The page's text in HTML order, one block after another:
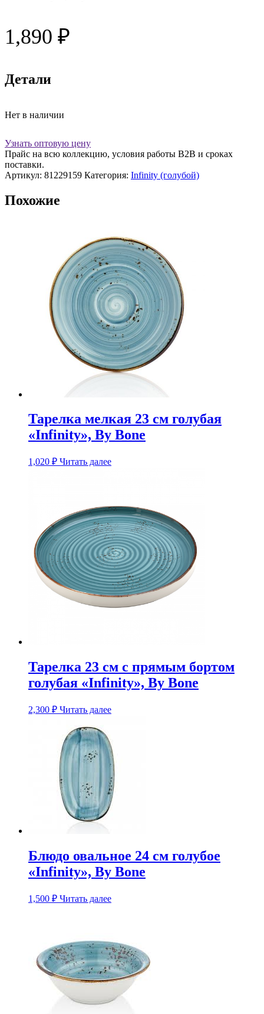
1,890 ₽
Детали
Нет в наличии
Узнать оптовую цену
Прайс на всю коллекцию, условия работы В2В и сроках
поставки.
Артикул: 81229159 Категория: Infinity (голубой)
Похожие
Тарелка мелкая 23 см голубая
«Infinity», By Bone
1,020 ₽ Читать далее
Тарелка 23 см с прямым бортом
голубая «Infinity», By Bone
2,300 ₽ Читать далее
Блюдо овальное 24 см голубое
«Infinity», By Bone
1,500 ₽ Читать далее